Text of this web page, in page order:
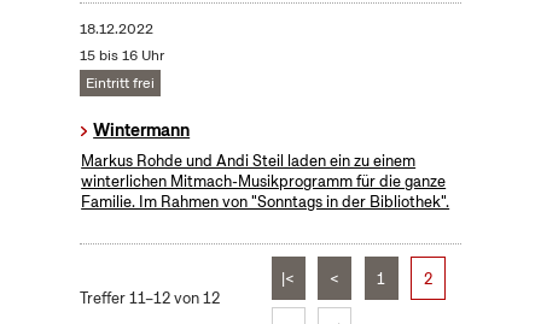
18.12.2022
15 bis 16 Uhr
Eintritt frei
Wintermann
Markus Rohde und Andi Steil laden ein zu einem
winterlichen Mitmach-Musikprogramm für die ganze
Familie. Im Rahmen von "Sonntags in der Bibliothek".
Treffer 11–12 von 12
|< < 1 2